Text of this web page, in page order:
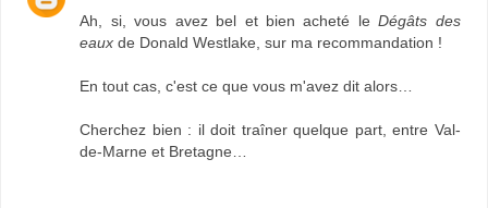
Ah, si, vous avez bel et bien acheté leDégâts des
eaux de Donald Westlake, sur ma recommandation !
En tout cas, c'est ce que vous m'avez dit alors…
Cherchez bien : il doit traîner quelque part, entre Val-
de-Marne et Bretagne…